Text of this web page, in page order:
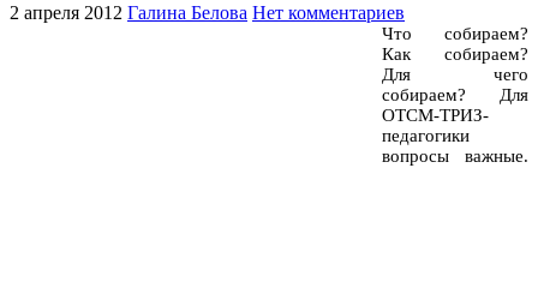
2 апреля 2012 Галина Белова Нет комментариев
Что собираем?
Как собираем?
Для чего
собираем? Для
ОТСМ-ТРИЗ-
педагогики
вопросы важные.